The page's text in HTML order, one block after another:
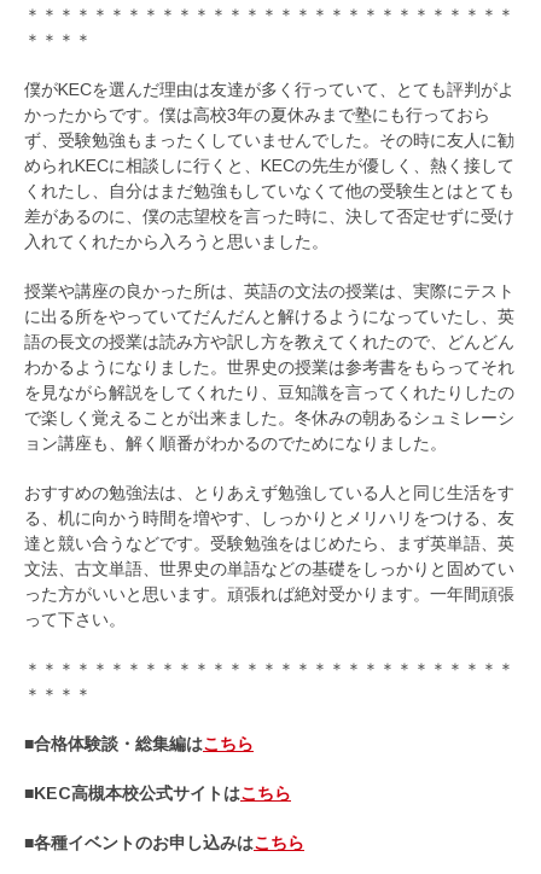
＊＊＊＊＊＊＊＊＊＊＊＊＊＊＊＊＊＊＊＊＊＊＊＊＊＊＊＊＊
＊＊＊＊
僕がKECを選んだ理由は友達が多く行っていて、とても評判がよ
かったからです。僕は高校3年の夏休みまで塾にも行っておら
ず、受験勉強もまったくしていませんでした。その時に友人に勧
められKECに相談しに行くと、KECの先生が優しく、熱く接して
くれたし、自分はまだ勉強もしていなくて他の受験生とはとても
差があるのに、僕の志望校を言った時に、決して否定せずに受け
入れてくれたから入ろうと思いました。
授業や講座の良かった所は、英語の文法の授業は、実際にテスト
に出る所をやっていてだんだんと解けるようになっていたし、英
語の長文の授業は読み方や訳し方を教えてくれたので、どんどん
わかるようになりました。世界史の授業は参考書をもらってそれ
を見ながら解説をしてくれたり、豆知識を言ってくれたりしたの
で楽しく覚えることが出来ました。冬休みの朝あるシュミレーシ
ョン講座も、解く順番がわかるのでためになりました。
おすすめの勉強法は、とりあえず勉強している人と同じ生活をす
る、机に向かう時間を増やす、しっかりとメリハリをつける、友
達と競い合うなどです。受験勉強をはじめたら、まず英単語、英
文法、古文単語、世界史の単語などの基礎をしっかりと固めてい
った方がいいと思います。頑張れば絶対受かります。一年間頑張
って下さい。
＊＊＊＊＊＊＊＊＊＊＊＊＊＊＊＊＊＊＊＊＊＊＊＊＊＊＊＊＊
＊＊＊＊
■合格体験談・総集編はこちら
■KEC高槻本校公式サイトはこちら
■各種イベントのお申し込みはこちら